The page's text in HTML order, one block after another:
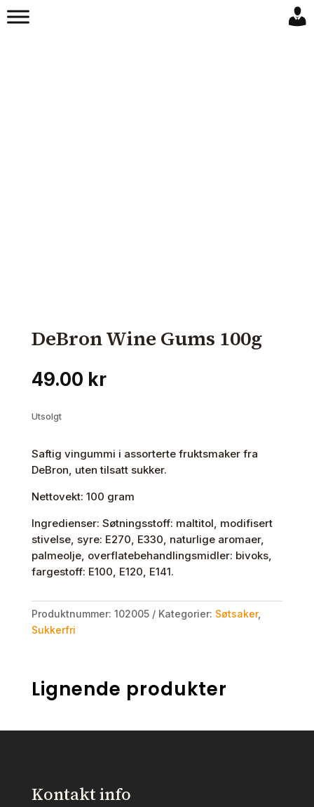
DeBron Wine Gums 100g
49.00 kr
Utsolgt
Saftig vingummi i assorterte fruktsmaker fra
DeBron, uten tilsatt sukker.
Nettovekt: 100 gram
Ingredienser: Søtningsstoff: maltitol, modifisert
stivelse, syre: E270, E330, naturlige aromaer,
palmeolje, overflatebehandlingsmidler: bivoks,
fargestoff: E100, E120, E141.
Produktnummer: 102005 Kategorier: Søtsaker,
Sukkerfri
Lignende produkter
Kontakt info